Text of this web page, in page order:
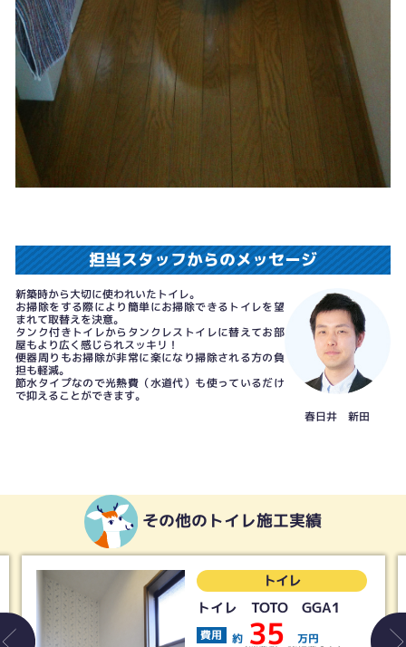
担当スタッフからのメッセージ
新築時から大切に使われいたトイレ。
お掃除をする際により簡単にお掃除できるトイレを望
まれて取替えを決意。
タンク付きトイレからタンクレストイレに替えてお部
屋もより広く感じられスッキリ！
便器周りもお掃除が非常に楽になり掃除される方の負
担も軽減。
節水タイプなので光熱費（水道代）も使っているだけ
で抑えることができます。
春日井 新田
その他のトイレ施工実績
トイレ TOTO GGA1
費用 約 35